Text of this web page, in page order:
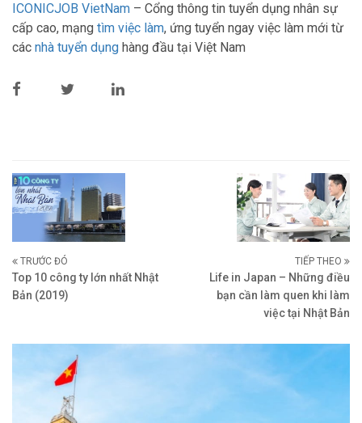
ICONICJOB VietNam – Cổng thông tin tuyển dụng nhân sự
cấp cao, mạng tìm việc làm, ứng tuyển ngay việc làm mới từ
các nhà tuyển dụng hàng đầu tại Việt Nam
TRƯỚC ĐÓ
Top 10 công ty lớn nhất Nhật
Bản (2019)
TIẾP THEO
Life in Japan – Những điều
bạn cần làm quen khi làm
việc tại Nhật Bản